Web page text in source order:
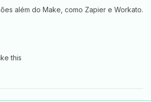
além do Make, como Zapier e Workato.
this